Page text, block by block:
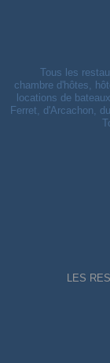
Tous les
chambre d'hôtes,
locations de
Ferret, d'Arcachon,
LES